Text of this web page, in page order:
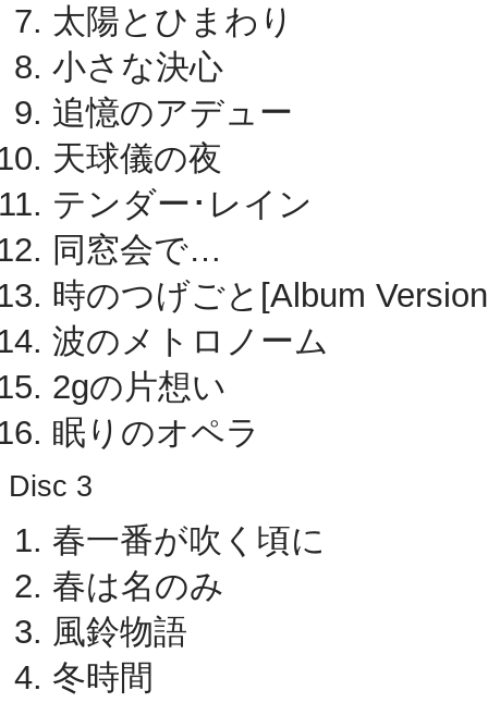
太陽とひまわり
小さな決心
追憶のアデュー
天球儀の夜
テンダー･レイン
同窓会で…
時のつげごと[Album
波のメトロノーム
2gの片想い
眠りのオペラ
Disc 3
春一番が吹く頃に
春は名のみ
風鈴物語
冬時間